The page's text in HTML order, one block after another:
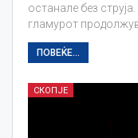
останале без
гламурот
ПОВЕЌЕ...
СКОПЈЕ